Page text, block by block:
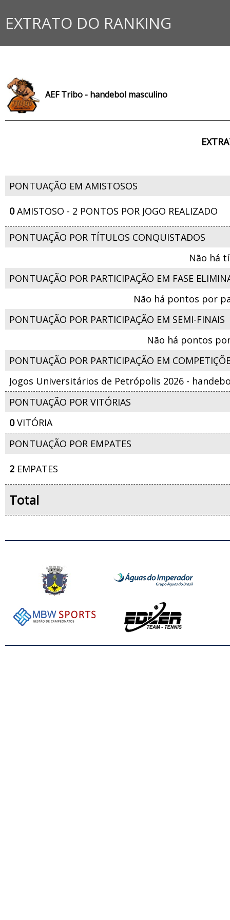
EXTRATO DO RANKING
AEF Tribo - handebol masculino
PONTUAÇÃO EM AMISTOSOS
0AMISTOSO - 2 PONTOS POR JOGO REALIZADO
PONTUAÇÃO POR TÍTULOS CONQUISTADOS
Não há
PONTUAÇÃO POR PARTICIPAÇÃO EM FASE
Não há pontos por
PONTUAÇÃO POR PARTICIPAÇÃO EM SEMI-FINAIS
Não há pontos
PONTUAÇÃO POR PARTICIPAÇÃO EM
Jogos Universitários de Petrópolis 2026 -
PONTUAÇÃO POR VITÓRIAS
0VITÓRIA
PONTUAÇÃO POR EMPATES
2 EMPATES
Total